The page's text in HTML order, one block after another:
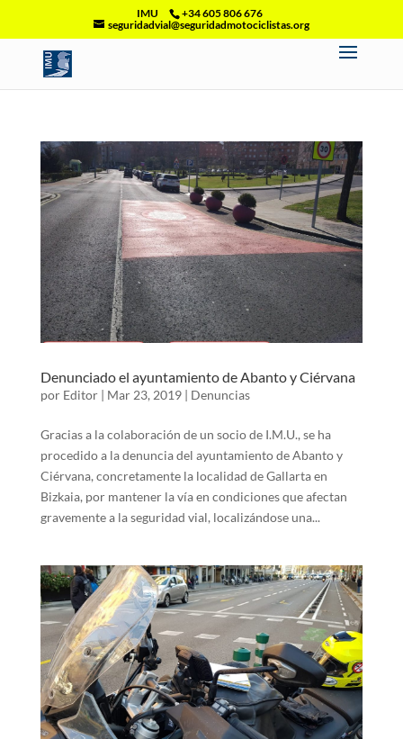
IMU
+34 605 806 676
seguridadvial@seguridadmotociclistas.org
Denunciado el ayuntamiento de Abanto y Ciérvana
por Editor| Mar 23, 2019| Denuncias
Gracias a la colaboración de un socio de I.M.U., se ha
procedido a la denuncia del ayuntamiento de Abanto y
Ciérvana, concretamente la localidad de Gallarta en
Bizkaia, por mantener la vía en condiciones que afectan
gravemente a la seguridad vial, localizándose una...